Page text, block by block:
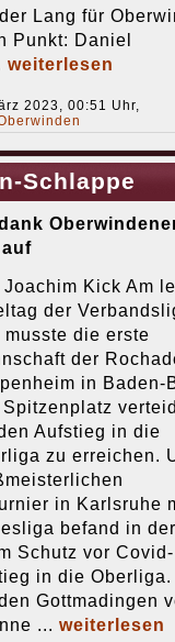
Lang für
Punkt: Daniel
weiterlesen
2023, 00:51 Uhr,
Schlappe
Joachim Kick Am
der
musste die erste
der
in Baden-
Spitzenplatz
Aufstieg in die
zu erreichen.
in Karlsruhe
befand in der
Schutz vor
in die Oberliga.
Gottmadingen
... weiterlesen